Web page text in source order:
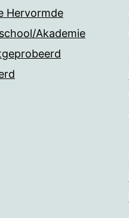
Hervormde
Akademie